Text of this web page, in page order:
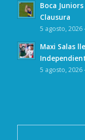
Boca
Clausura
5 agosto, 2026
Maxi Salas
5 agosto, 2026